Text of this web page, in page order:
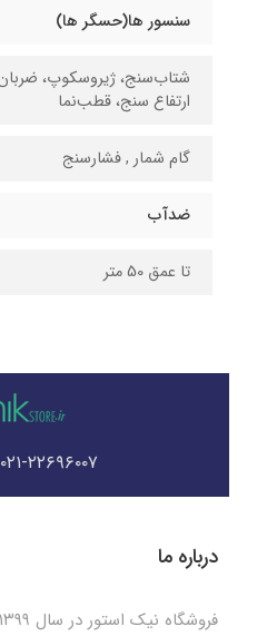
سنسور ها(حسگر ها)
ارتفاع سنج، قطب‌نما
گام شمار , فشارسنج
ضدآب
تا عمق 50 متر
۰۲۱-۲۲۶۹۶۰۰۷
درباره ما